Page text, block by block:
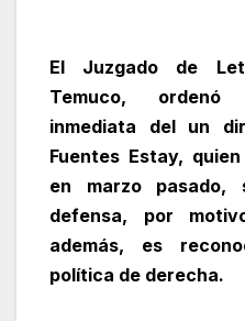
El Juzgado de
Temuco, ordenó
inmediata del un
Fuentes Estay,
en marzo pasado,
defensa, por
además, es
política de derecha.